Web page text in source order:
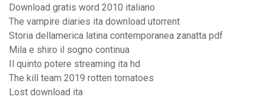
Download gratis word 2010 italiano
The vampire diaries ita download utorrent
Storia dellamerica latina contemporanea zanatta pdf
Mila e shiro il sogno continua
Il quinto potere streaming ita hd
The kill team 2019 rotten tomatoes
Lost download ita